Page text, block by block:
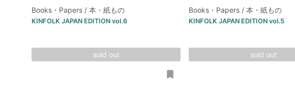
Books・Papers / 本・紙もの
KINFOLK JAPAN EDITION vol.6
sold out
Books・Papers / 本・紙もの
KINFOLK JAPAN EDITION vol.5
sold out